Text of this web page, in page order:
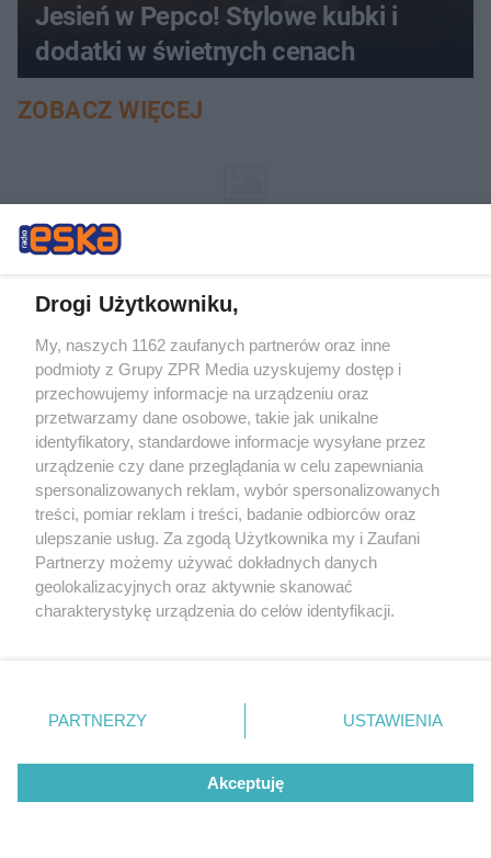
Jesień w Pepco! Stylowe kubki i
dodatki w świetnych cenach
ZOBACZ WIĘCEJ
rozpowszechniany lub dalej rozpowszechniany w jakikolwiek sposób (w
tym także elektroniczny lub mechaniczny) na jakimkolwiek polu
eksploatacji w jakiejkolwiek formie, włącznie z umieszczaniem w
Drogi Użytkowniku,
My, naszych 1162 zaufanych partnerów oraz inne
podmioty z Grupy ZPR Media uzyskujemy dostęp i
przechowujemy informacje na urządzeniu oraz
przetwarzamy dane osobowe, takie jak unikalne
identyfikatory, standardowe informacje wysyłane przez
urządzenie czy dane przeglądania w celu zapewniania
spersonalizowanych reklam, wybór spersonalizowanych
treści, pomiar reklam i treści, badanie odbiorców oraz
ulepszanie usług. Za zgodą Użytkownika my i Zaufani
Partnerzy możemy używać dokładnych danych
geolokalizacyjnych oraz aktywnie skanować
charakterystykę urządzenia do celów identyfikacji.
zmienić/wycofać klikając przycisk ustawień prywatności
znajdujący się w lewym dolnym rogu strony
rodzaje przetwarzania danych nie wymagają zgody
użytkownika, ale masz prawo sprzeciwić się takiemu
przetwarzaniu. Preferencje będą miały zastosowanie tylko
PARTNERZY USTAWIENIA
Akceptuję